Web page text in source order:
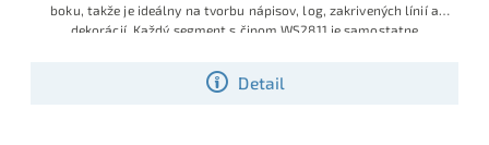
Detail
boku, takže je ideálny na tvorbu nápisov, log, zakrivených línií a
dekorácií. Každý segment s čipom WS2811 je samostatne
svetlo či farebné animácie po celej dĺžke 5 m.